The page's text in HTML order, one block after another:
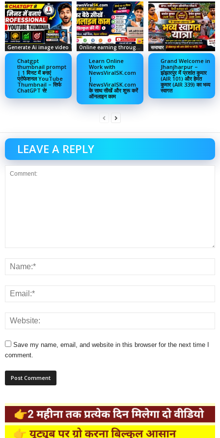
Generate Ai image video
Chatgpt
thumbnail prompt
| 1 मिनट में बनाएं
प्रोफेशनल YouTube
Thumbnail – सिर्फ
ChatGPT से!
Online earning through social media
Learn Online
Work with
NewsViralSK.com
|
NewsViralSK.com
के साथ सीखें और शुरू करें
ऑनलाइन काम
समाचार
Grand Welcome in
Jhanjharpur –
झंझारपुर में प्रशांत कुमार
(AIR 101) और हेमंत
कुमार (AIR 339) का भव्य
स्वागत
LEAVE A REPLY
Save my name, email, and website in this browser for the next time I
comment.